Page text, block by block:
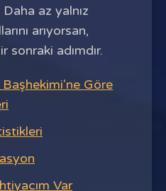
az yalnız
arıyorsan,
sonraki adımdır.
Başhekimi'ne Göre
Var